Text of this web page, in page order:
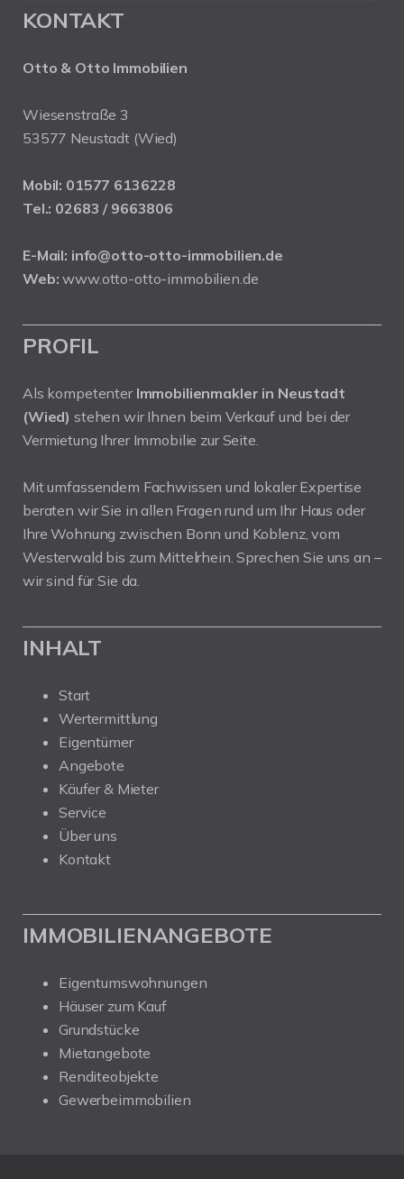
KONTAKT
Otto & Otto Immobilien
Wiesenstraße 3
53577 Neustadt (Wied)
Mobil: 01577 6136228
Tel.: 02683 / 9663806
E-Mail: info@otto-otto-immobilien.de
Web: www.otto-otto-immobilien.de
PROFIL
Als kompetenter Immobilienmakler in Neustadt
(Wied) stehen wir Ihnen beim Verkauf und bei der
Vermietung Ihrer Immobilie zur Seite.
Mit umfassendem Fachwissen und lokaler Expertise
beraten wir Sie in allen Fragen rund um Ihr Haus oder
Ihre Wohnung zwischen Bonn und Koblenz, vom
Westerwald bis zum Mittelrhein. Sprechen Sie uns an –
wir sind für Sie da.
INHALT
Start
Wertermittlung
Eigentümer
Angebote
Käufer & Mieter
Service
Über uns
Kontakt
IMMOBILIENANGEBOTE
Eigentumswohnungen
Häuser zum Kauf
Grundstücke
Mietangebote
Renditeobjekte
Gewerbeimmobilien